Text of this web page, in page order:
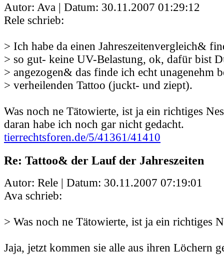
Autor: Ava | Datum: 30.11.2007 01:29:12
Rele schrieb:
> Ich habe da einen Jahreszeitenvergleich&
> so gut- keine UV-Belastung, ok, dafür bist
> angezogen& das finde ich echt unagenehm
> verheilenden Tattoo (juckt- und ziept).
Was noch ne Tätowierte, ist ja ein richtiges
daran habe ich noch gar nicht gedacht.
tierrechtsforen.de/5/41361/41410
Re: Tattoo& der Lauf der Jahreszeiten
Autor: Rele | Datum: 30.11.2007 07:19:01
Ava schrieb:
> Was noch ne Tätowierte, ist ja ein richtiges
Jaja, jetzt kommen sie alle aus ihren Löchern